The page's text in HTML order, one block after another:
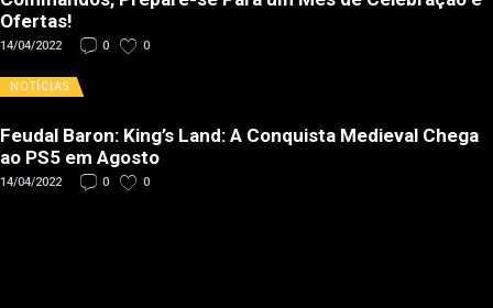
Ofertas!
14/04/2022 0 0
NOTÍCIAS
Feudal Baron: King’s Land: A Conquista Medieval Chega
ao PS5 em Agosto
14/04/2022 0 0